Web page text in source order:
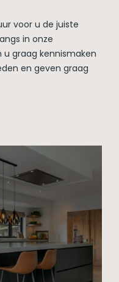
voor u de juiste
in onze
u graag kennismaken
en geven graag